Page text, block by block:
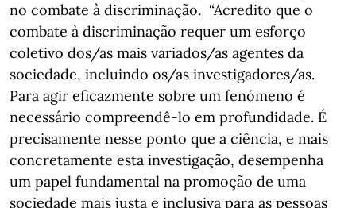
no combate à discriminação. “Acredito que o
combate à discriminação requer um esforço
coletivo dos/as mais variados/as agentes da
sociedade, incluindo os/as investigadores/as.
Para agir eficazmente sobre um fenómeno é
necessário compreendê-lo em profundidade. É
precisamente nesse ponto que a ciência, e mais
concretamente esta investigação, desempenha
um papel fundamental na promoção de uma
sociedade mais justa e inclusiva para as pessoas